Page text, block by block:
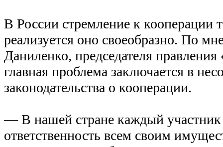
В России стремление к кооперации
реализуется оно своеобразно. По
Даниленко, председателя
главная проблема заключается в
законодательства о кооперации.
— В нашей стране каждый
ответственность всем своим